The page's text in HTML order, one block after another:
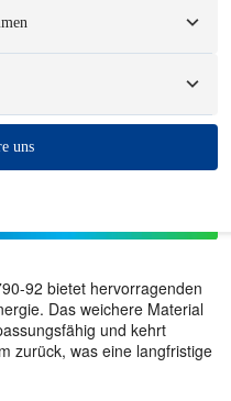
Muster können eine Gebühr und
zu erhalten, die Sie benötigen.
1001 - 10000
uns
92 bietet hervorragenden
Das weichere Material
und kehrt
zurück, was eine langfristige